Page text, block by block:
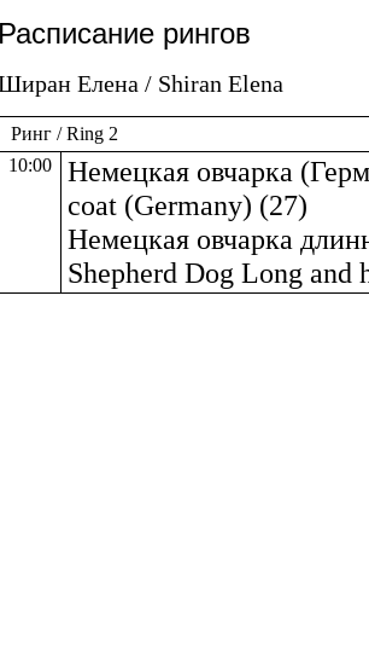
Расписание рингов
Елена / Shiran Elena
Ринг / Ring 2
10:00
Немецкая овчарка
coat (Germany) (27)
Немецкая овчарка
Shepherd Dog Long and